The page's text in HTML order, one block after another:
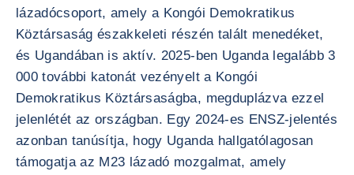
lázadócsoport, amely a Kongói Demokratikus
Köztársaság északkeleti részén talált menedéket,
és Ugandában is aktív. 2025-ben Uganda legalább 3
000 további katonát vezényelt a Kongói
Demokratikus Köztársaságba, megduplázva ezzel
jelenlétét az országban. Egy 2024-es ENSZ-jelentés
azonban tanúsítja, hogy Uganda hallgatólagosan
támogatja az M23 lázadó mozgalmat, amely